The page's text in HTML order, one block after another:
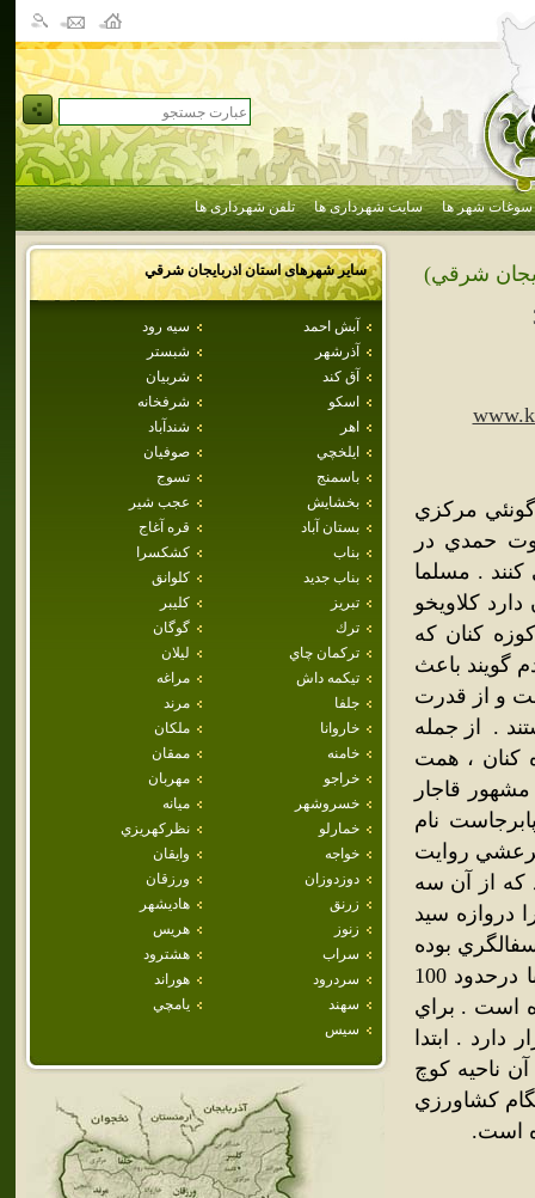
سوغات شهر ها سایت شهرداری ها تلفن شهرداری ها
سایر شهرهای استاناذربايجان شرقي
آبش احمد
سيه رود
آذرشهر
شبستر
آق كند
شربيان
اسكو
شرفخانه
اهر
شندآباد
ايلخچي
صوفيان
باسمنج
تسوج
بخشايش
عجب شير
بستان آباد
قره آغاج
بناب
كشكسرا
بناب جديد
كلوانق
تبريز
كليبر
ترك
گوگان
تركمان چاي
ليلان
تيكمه داش
مراغه
جلفا
مرند
خاروانا
ملكان
خامنه
ممقان
خراجو
مهربان
خسروشهر
ميانه
خمارلو
نظركهريزي
خواجه
وايقان
دوزدوزان
ورزقان
زرنق
هاديشهر
زنوز
هريس
سراب
هشترود
سردرود
هوراند
سهند
يامچي
سيس
شرقي)
مركزي
حمدي در
خانوار زندگي مي كنند . مسلما
كلاويخو
كنان كه
گويند باعث
و از قدرت
. از جمله
كنان ، همت
قاجار
نام
روايت
كه از آن سه
دروازه سيد
بوده
چرا كه در حفاريهاي مختلف اين روستان ، كوزه هاي بزرگي كه غالبا درحدود 100
متر بدست آمده است . براي
. ابتدا
ناحيه كوچ
كشاورزي
است.